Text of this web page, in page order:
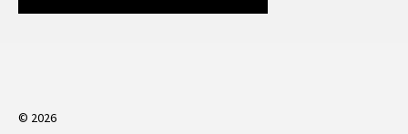
© 2026